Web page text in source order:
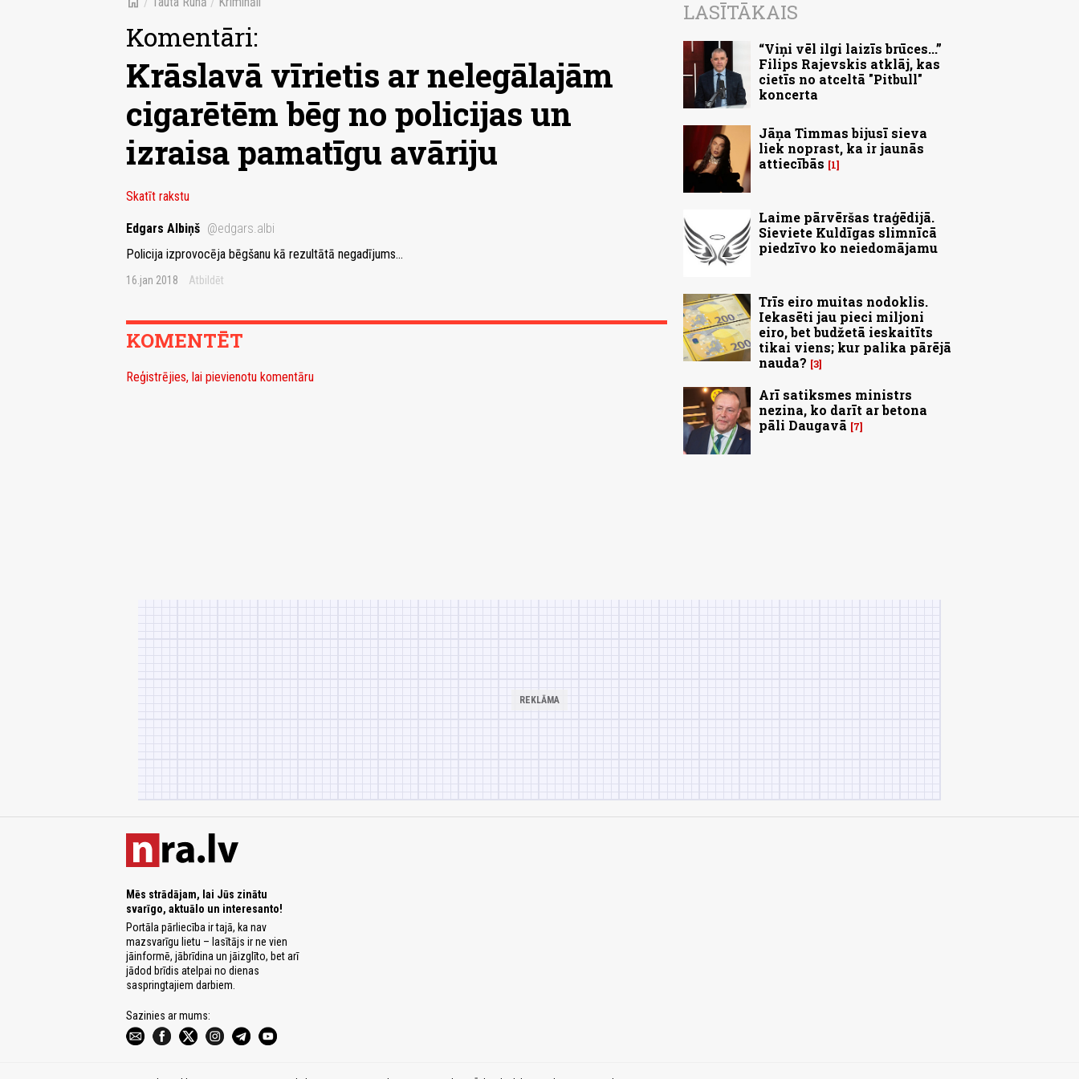
Komentāri:
Krāslavā vīrietis ar nelegālajām
cigarētēm bēg no policijas un
izraisa pamatīgu avāriju
Skatīt rakstu
Edgars Albiņš @edgars.albi
Policija izprovocēja bēgšanu kā rezultātā negadījums...
16.jan 2018 Atbildēt
KOMENTĒT
Reģistrējies, lai pievienotu komentāru
LASĪTĀKAIS
“Viņi vēl ilgi laizīs brūces...”
Filips Rajevskis atklāj, kas
cietīs no atceltā "Pitbull"
koncerta
Jāņa Timmas bijusī sieva
liek noprast, ka ir jaunās
attiecībās
1
Laime pārvēršas traģēdijā.
Sieviete Kuldīgas slimnīcā
piedzīvo ko neiedomājamu
Trīs eiro muitas nodoklis.
Iekasēti jau pieci miljoni
eiro, bet budžetā ieskaitīts
tikai viens; kur palika pārējā
nauda? 3
Arī satiksmes ministrs
nezina, ko darīt ar betona
pāli Daugavā
7
Mēs strādājam, lai Jūs zinātu
svarīgo, aktuālo un interesanto!
Portāla pārliecība ir tajā, ka nav
mazsvarīgu lietu – lasītājs ir ne vien
jāinformē, jābrīdina un jāizglīto, bet arī
jādod brīdis atelpai no dienas
saspringtajiem darbiem.
Sazinies ar mums: